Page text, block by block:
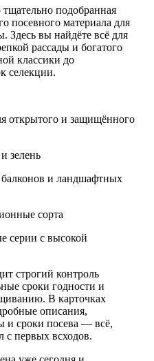
подобранная
посевного материала для
Здесь вы найдёте всё для
рассады и богатого
классики до
селекции.
открытого и защищённого
зелень
и ландшафтных
сорта
серии с высокой
строгий контроль
сроки годности и
В карточках
описания,
и сроки посева — всё,
с первых всходов.